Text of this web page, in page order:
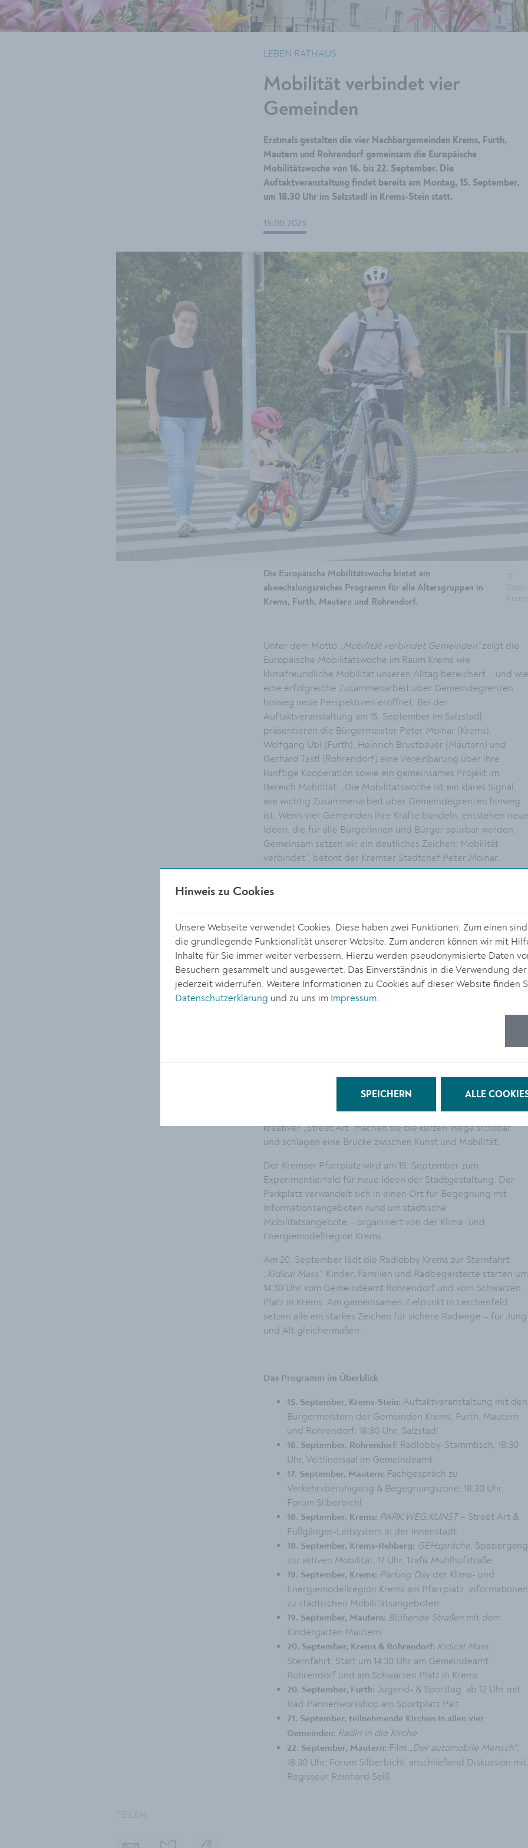
LEBEN RATHAUS
Mobilität verbindet vier
Gemeinden
Erstmals gestalten die vier Nachbargemeinden Krems, Furth,
Mautern und Rohrendorf gemeinsam die Europäische
Mobilitätswoche von 16. bis 22. September. Die
Auftaktveranstaltung findet bereits am Montag, 15. September,
um 18.30 Uhr im Salzstadl in Krems-Stein statt.
15.09.2025
Die Europäische Mobilitätswoche bietet ein
abwechslungsreiches Programm für alle Altersgruppen in
Krems, Furth, Mautern und Rohrendorf.
Unter dem Motto „Mobilität verbindet Gemeinden“zeigt die
Europäische Mobilitätswoche im Raum Krems wie
klimafreundliche Mobilität unseren Alltag bereichert – und wie
eine erfolgreiche Zusammenarbeit über Gemeindegrenzen
hinweg neue Perspektiven eröffnet. Bei der
Auftaktveranstaltung am 15. September im Salzstadl
präsentieren die Bürgermeister Peter Molnar (Krems),
Wolfgang Übl (Furth), Heinrich Brustbauer (Mautern) und
Gerhard Tastl (Rohrendorf) eine Vereinbarung über ihre
künftige Kooperation sowie ein gemeinsames Projekt im
Bereich Mobilität. „Die Mobilitätswoche ist ein klares Signal,
wie wichtig Zusammenarbeit über Gemeindegrenzen hinweg
ist. Wenn vier Gemeinden ihre Kräfte bündeln, entstehen neue
Ideen, die für alle Bürgerinnen und Bürger spürbar werden.
Gemeinsam setzen wir ein deutliches Zeichen: Mobilität
verbindet“, betont der Kremser Stadtchef Peter Molnar.
Programm für alle Altersgruppen: von Fachvorträgen und
Diskussionsrunden über kreative Aktionen im öffentlichen
Raum bis hin zu Sport- und Familienangeboten. Jede
Veranstaltung lädt zum Mitmachen, Ausprobieren und
Austausch ein – und macht deutlich: Mobilität ist mehr als
Fortbewegung, sie verbindet Menschen. Die Kremser
Aktivitäten wurden überwiegend von den städtischen Fuß-
Krems gemeinsam mit der Universität für Weiterbildung Krems
ein Fußgänger-Leitsystem zu den städtischen Parkhäusern. Mit
kreativer „Street Art“ machen sie die kurzen Wege sichtbar
und schlagen eine Brücke zwischen Kunst und Mobilität.
Der Kremser Pfarrplatz wird am 19. September zum
Experimentierfeld für neue Ideen der Stadtgestaltung. Der
Parkplatz verwandelt sich in einen Ort für Begegnung mit
Informationsangeboten rund um städtische
Mobilitätsangebote – organisiert von der Klima- und
Energiemodellregion Krems.
Am 20. September lädt die Radlobby Krems zur Sternfahrt
„Kidical Mass“. Kinder, Familien und Radbegeisterte starten um
14:30 Uhr vom Gemeindeamt Rohrendorf und vom Schwarzen
Platz in Krems. Am gemeinsamen Zielpunkt in Lerchenfeld
setzen alle ein starkes Zeichen für sichere Radwege – für Jung
und Alt gleichermaßen.
Das Programm im Überblick
15. September, Krems-Stein: Auftaktveranstaltung mit den
Bürgermeistern der Gemeinden Krems, Furth, Mautern
und Rohrendorf, 18:30 Uhr, Salzstadl
16. September, Rohrendorf: Radlobby-Stammtisch, 18:30
Uhr, Veltlinersaal im Gemeindeamt
17. September, Mautern: Fachgespräch zu
Verkehrsberuhigung & Begegnungszone, 18:30 Uhr,
Forum Silberbichl
18. September, Krems: PARK:WEG:KUNST– Street Art &
Fußgänger-Leitsystem in der Innenstadt
18. September, Krems-Rehberg: GEHspräche, Spaziergang
zur aktiven Mobilität, 17 Uhr, Trafik Mühlhofstraße
19. September, Krems: Parking Day der Klima- und
Energiemodellregion Krems am Pfarrplatz, Informationen
zu städtischen Mobilitätsangeboten
19. September, Mautern: Blühende Straßen mit dem
Kindergarten Mautern
20. September, Krems & Rohrendorf: Kidical Mass,
Sternfahrt, Start um 14:30 Uhr am Gemeindeamt
Rohrendorf und am Schwarzen Platz in Krems
20. September, Furth: Jugend- & Sporttag, ab 12 Uhr mit
Rad-Pannenworkshop am Sportplatz Palt
21. September, teilnehmende Kirchen in allen vier
Gemeinden: Radln in die Kirche
22. September, Mautern: Film „Der automobile Mensch“,
18:30 Uhr, Forum Silberbichl, anschließend Diskussion mit
Regisseur Reinhard Seiß
Hinweis zu Cookies
Unsere Webseite verwendet Cookies. Diese haben zwei Funktionen: Zum einen
die grundlegende Funktionalität unserer Website. Zum anderen können wir mit
Inhalte für Sie immer weiter verbessern. Hierzu werden pseudonymisierte Daten
Besuchern gesammelt und ausgewertet. Das Einverständnis in die Verwendung
jederzeit widerrufen. Weitere Informationen zu Cookies auf dieser Website finden
Datenschutzerklärung und zu uns im Impressum.
SPEICHERN ALLE